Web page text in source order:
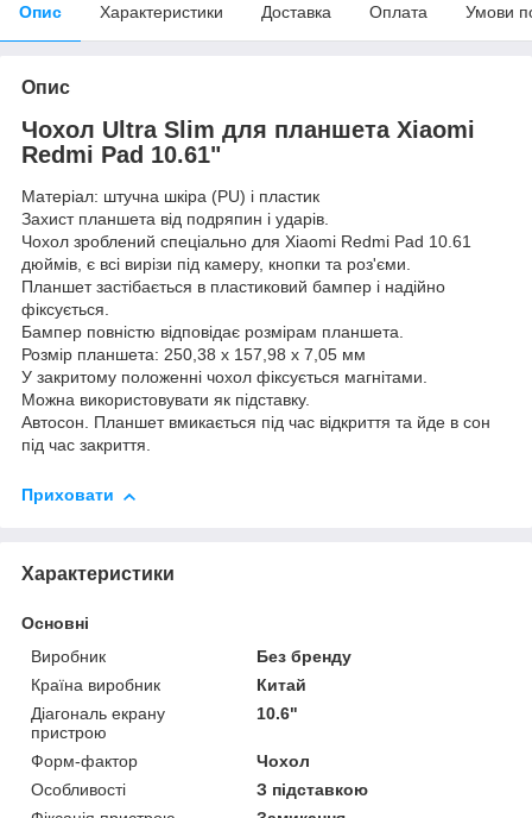
Опис Характеристики Доставка Оплата Умови
Опис
Чохол Ultra Slim для планшета Xiaomi
Redmi Pad 10.61"
Матеріал: штучна шкіра (PU) і пластик
Захист планшета від подряпин і ударів.
Чохол зроблений спеціально для Xiaomi Redmi Pad 10.61
дюймів, є всі вирізи під камеру, кнопки та роз'єми.
Планшет застібається в пластиковий бампер і надійно
фіксується.
Бампер повністю відповідає розмірам планшета.
Розмір планшета: 250,38 х 157,98 х 7,05 мм
У закритому положенні чохол фіксується магнітами.
Можна використовувати як підставку.
Автосон. Планшет вмикається під час відкриття та йде в сон
під час закриття.
Приховати
Характеристики
Основні
Виробник
Без бренду
Країна виробник
Китай
Діагональ екрану
пристрою
10.6"
Форм-фактор
Чохол
Особливості
З підставкою